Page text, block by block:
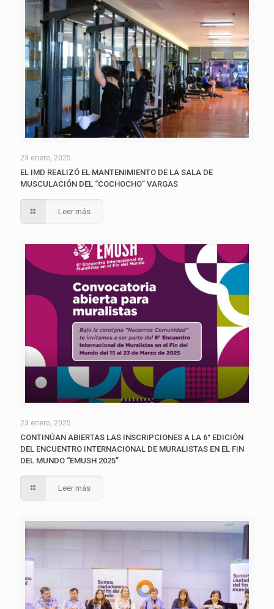
23 enero, 2025
EL IMD REALIZÓ EL MANTENIMIENTO DE LA SALA DE
MUSCULACIÓN DEL “COCHOCHO” VARGAS
Leer más
23 enero, 2025
CONTINÚAN ABIERTAS LAS INSCRIPCIONES A LA 6° EDICIÓN
DEL ENCUENTRO INTERNACIONAL DE MURALISTAS EN EL FIN
DEL MUNDO “EMUSH 2025”
Leer más